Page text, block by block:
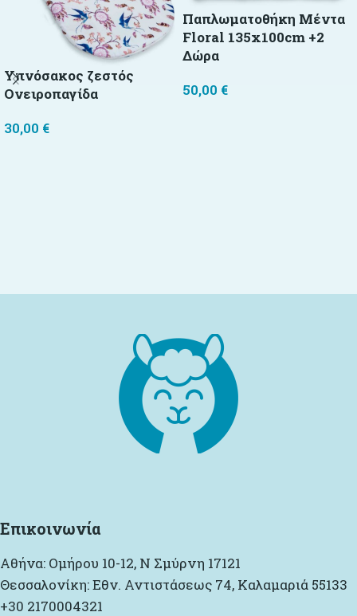
Υπνόσακος ζεστός
Ονειροπαγίδα
30,00 €
Παπλωματοθήκη Μέντα
Floral 135x100cm +2
Δώρα
50,00 €
Επικοινωνία
Αθήνα: Ομήρου 10-12, Ν Σμύρνη 17121
Θεσσαλονίκη: Εθν. Αντιστάσεως 74, Καλαμαριά 55133
+30 2170004321